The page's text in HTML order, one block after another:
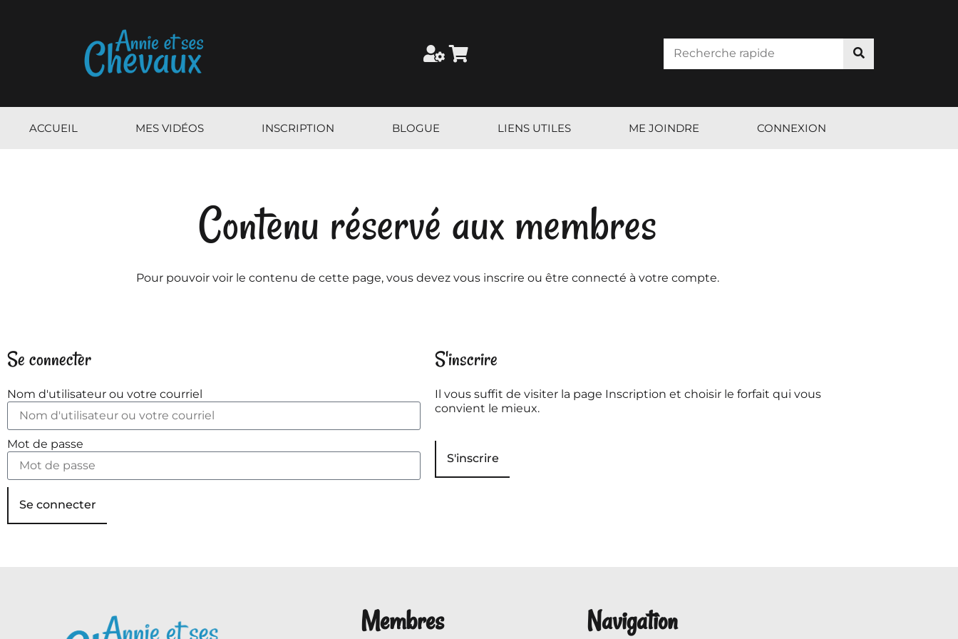
ACCUEIL MES VIDÉOS INSCRIPTION BLOGUE LIENS UTILES ME JOINDRE CONNEXION
Contenu réservé aux membres
Pour pouvoir voir le contenu de cette page, vous devez vous inscrire ou être connecté à votre compte.
Se connecter
Nom d'utilisateur ou votre courriel
Mot de passe
Se connecter
S'inscrire
Il vous suffit de visiter la page Inscription et choisir le forfait qui vous
convient le mieux.
S'inscrire
Membres Navigation